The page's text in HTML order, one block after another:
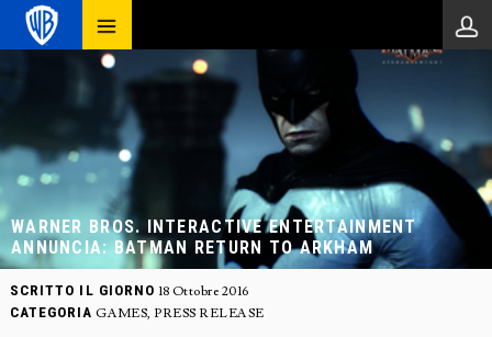
WARNER BROS. INTERACTIVE ENTERTAINMENT
ANNUNCIA: BATMAN RETURN TO ARKHAM
SCRITTO IL GIORNO 18 Ottobre 2016
CATEGORIA GAMES, PRESS RELEASE